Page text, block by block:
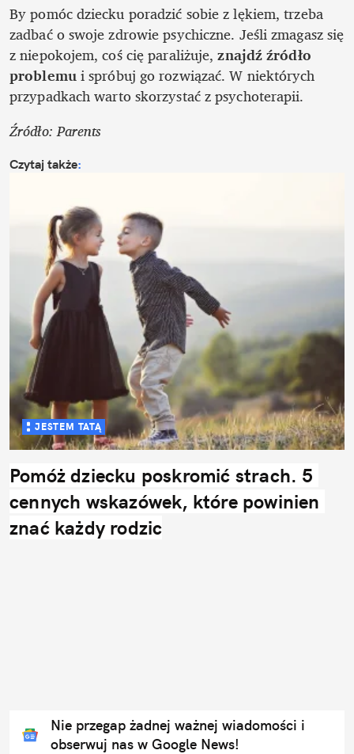
By pomóc dziecku poradzić sobie z lękiem, trzeba
zadbać o swoje zdrowie psychiczne. Jeśli zmagasz się
z niepokojem, coś cię paraliżuje, znajdź źródło
problemu i spróbuj go rozwiązać. W niektórych
przypadkach warto skorzystać z psychoterapii.
Źródło: Parents
Czytaj także:
JESTEM TATĄ
Pomóż dziecku poskromić strach. 5
cennych wskazówek, które powinien
znać każdy rodzic
Nie przegap żadnej ważnej wiadomości i
obserwuj nas w Google News!